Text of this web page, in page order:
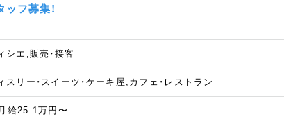
フ募集！
シエ,販売・接客
スリー・スイーツ・ケーキ屋,カフェ・レストラン
給25.1万円〜